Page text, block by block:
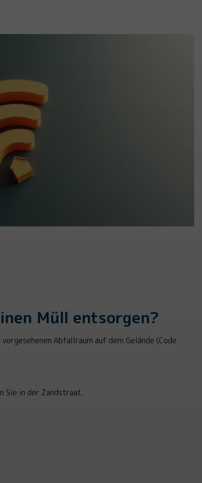
Müll entsorgen?
Abfallraum auf dem Gelände (Code
Sie in der Zandstraat.